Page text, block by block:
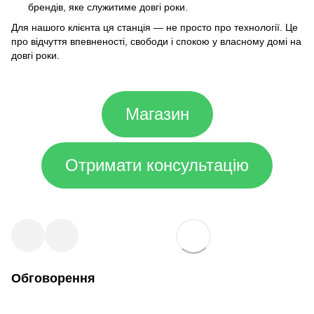
брендів, яке служитиме довгі роки.
Для нашого клієнта ця станція — не просто про технології. Це
про відчуття впевненості, свободи і спокою у власному домі на
довгі роки.
Магазин
Отримати консультацію
Обговорення